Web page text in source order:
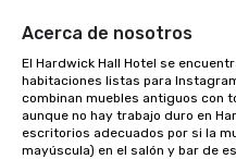
Acerca de nosotros
El Hardwick Hall Hotel se
habitaciones listas para
combinan muebles antiguos con
aunque no hay trabajo duro en
escritorios adecuados por si la
mayúscula) en el salón y bar de